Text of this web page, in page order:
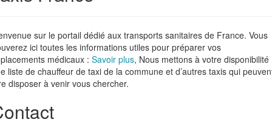
sur le portail dédié aux transports sanitaires de France. Vous
ici toutes les informations utiles pour préparer vos
médicaux : Savoir plus, Nous mettons à votre disponibilité
liste de chauffeur de taxi de la commune et d’autres taxis qui
disposer à venir vous chercher.